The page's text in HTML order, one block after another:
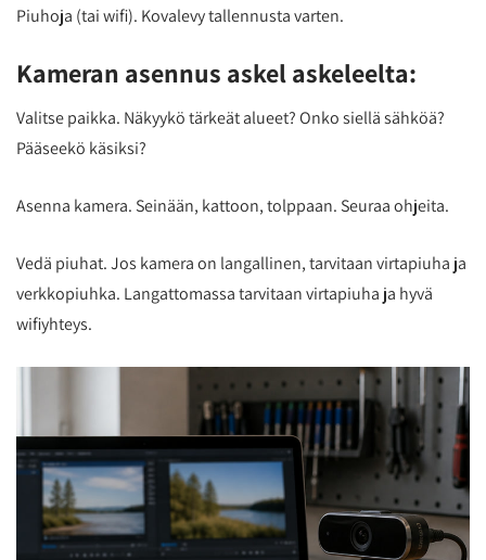
Piuhoja (tai wifi). Kovalevy tallennusta varten.
Kameran asennus askel askeleelta:
Valitse paikka. Näkyykö tärkeät alueet? Onko siellä sähköä?
Pääseekö käsiksi?
Asenna kamera. Seinään, kattoon, tolppaan. Seuraa ohjeita.
Vedä piuhat. Jos kamera on langallinen, tarvitaan virtapiuha ja
verkkopiuhka. Langattomassa tarvitaan virtapiuha ja hyvä
wifiyhteys.